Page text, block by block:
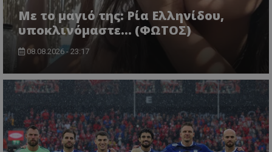
Με το μαγιό της: Ρία Ελληνίδου,
υποκλινόμαστε… (ΦΩΤΟΣ)
08.08.2026 - 23:17